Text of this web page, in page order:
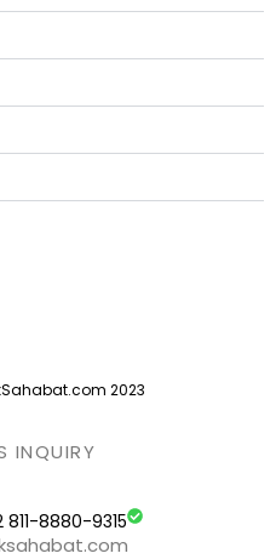
2023
INQUIRY
811-8880-9315